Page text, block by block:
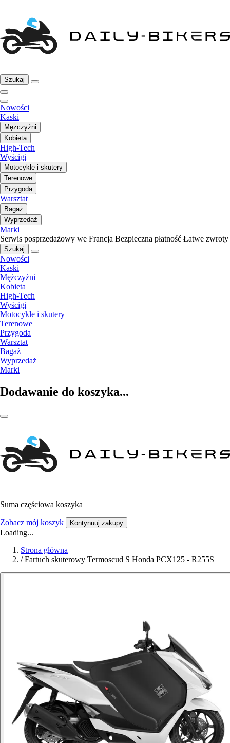
Szukaj
Nowości
Kaski
Mężczyźni
Kobieta
High-Tech
Wyścigi
Motocykle i skutery
Terenowe
Przygoda
Warsztat
Bagaż
Wyprzedaż
Marki
Serwis posprzedażowy we Francja Bezpieczna płatność Łatwe zwroty
Szukaj
Nowości
Kaski
Mężczyźni
Kobieta
High-Tech
Wyścigi
Motocykle i skutery
Terenowe
Przygoda
Warsztat
Bagaż
Wyprzedaż
Marki
Dodawanie do koszyka...
Suma częściowa koszyka
Zobacz mój koszyk Kontynuuj zakupy
Loading...
Strona główna
/ Fartuch skuterowy Termoscud S Honda PCX125 - R255S